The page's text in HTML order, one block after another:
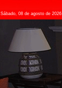
Sábado, 08 de agosto de 2026